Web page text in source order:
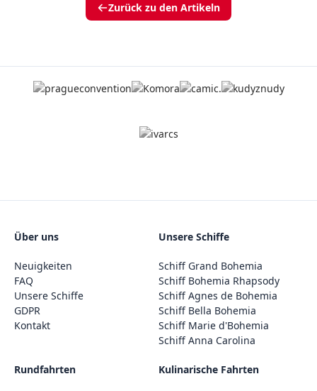
Zurück zu den Artikeln
Über uns
Neuigkeiten
FAQ
Unsere Schiffe
GDPR
Kontakt
Unsere Schiffe
Schiff Grand Bohemia
Schiff Bohemia Rhapsody
Schiff Agnes de Bohemia
Schiff Bella Bohemia
Schiff Marie d'Bohemia
Schiff Anna Carolina
Rundfahrten Kulinarische Fahrten